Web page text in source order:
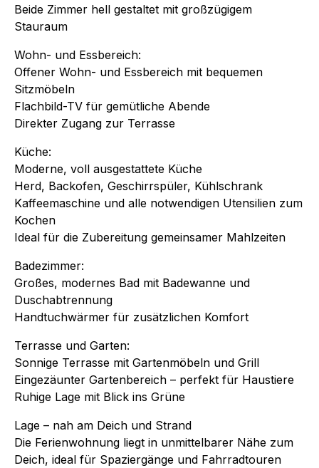
Beide Zimmer hell gestaltet mit großzügigem
Stauraum
Wohn- und Essbereich:
Offener Wohn- und Essbereich mit bequemen
Sitzmöbeln
Flachbild-TV für gemütliche Abende
Direkter Zugang zur Terrasse
Küche:
Moderne, voll ausgestattete Küche
Herd, Backofen, Geschirrspüler, Kühlschrank
Kaffeemaschine und alle notwendigen Utensilien zum
Kochen
Ideal für die Zubereitung gemeinsamer Mahlzeiten
Badezimmer:
Großes, modernes Bad mit Badewanne und
Duschabtrennung
Handtuchwärmer für zusätzlichen Komfort
Terrasse und Garten:
Sonnige Terrasse mit Gartenmöbeln und Grill
Eingezäunter Gartenbereich – perfekt für Haustiere
Ruhige Lage mit Blick ins Grüne
Lage – nah am Deich und Strand
Die Ferienwohnung liegt in unmittelbarer Nähe zum
Deich, ideal für Spaziergänge und Fahrradtouren